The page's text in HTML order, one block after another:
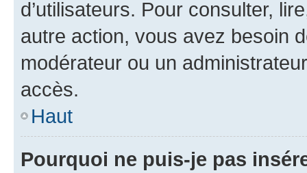
d’utilisateurs. Pour consulter,
autre action, vous avez besoin
modérateur ou un
accès.
Haut
Pourquoi ne puis-je pas